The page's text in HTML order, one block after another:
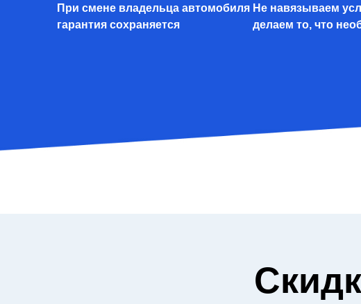
При смене владельца автомобиля
гарантия сохраняется
Не навязываем
делаем то, что